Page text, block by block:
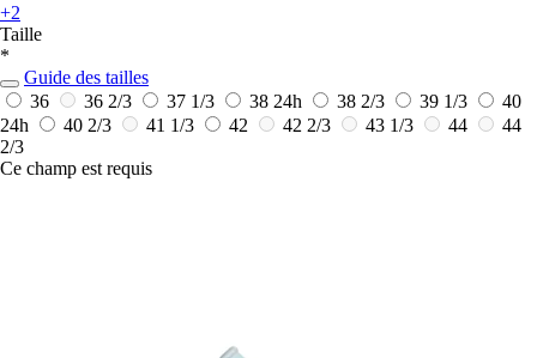
+2
Taille
*
Guide des tailles
36
36 2/3 37 1/3 38 24h 38 2/3 39 1/3
40
24h
40 2/3 41 1/3 42 42 2/3 43 1/3 44
44
2/3
Ce champ est requis